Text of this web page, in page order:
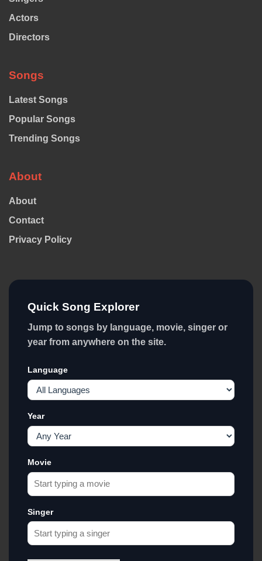
Actors
Directors
Songs
Latest Songs
Popular Songs
Trending Songs
About
About
Contact
Privacy Policy
Quick Song Explorer
Jump to songs by language, movie, singer or
year from anywhere on the site.
Language
Year
Movie
Singer